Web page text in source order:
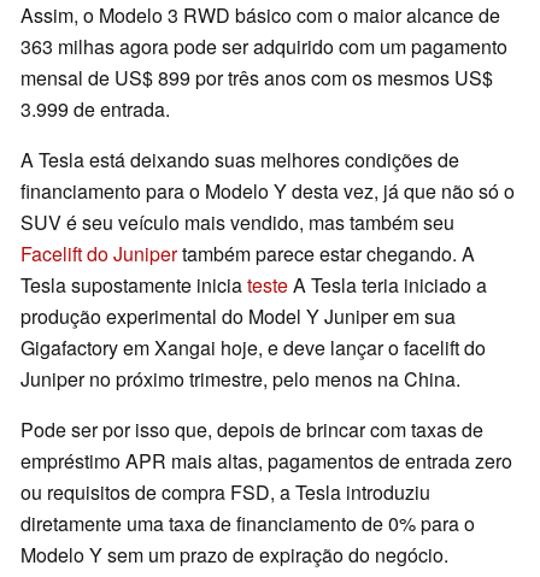
Assim, o Modelo 3 RWD básico com o maior alcance de
363 milhas agora pode ser adquirido com um pagamento
mensal de US$ 899 por três anos com os mesmos US$
3.999 de entrada.
A Tesla está deixando suas melhores condições de
financiamento para o Modelo Y desta vez, já que não só o
SUV é seu veículo mais vendido, mas também seu
Facelift do Junipertambém parece estar chegando. A
Tesla supostamente iniciatesteA Tesla teria iniciado a
produção experimental do Model Y Juniper em sua
Gigafactory em Xangai hoje, e deve lançar o facelift do
Juniper no próximo trimestre, pelo menos na China.
Pode ser por isso que, depois de brincar com taxas de
empréstimo APR mais altas, pagamentos de entrada zero
ou requisitos de compra FSD, a Tesla introduziu
diretamente uma taxa de financiamento de 0% para o
Modelo Y sem um prazo de expiração do negócio.